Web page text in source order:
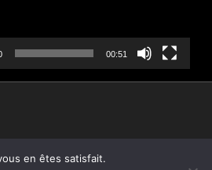
00:51
en êtes satisfait.